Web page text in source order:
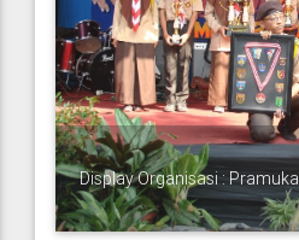
Display Organisasi : Pramuka